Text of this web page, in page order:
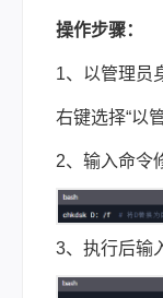
操作步骤：
1、以管理员
右键选择“以
2、输入命令
3、执行后输